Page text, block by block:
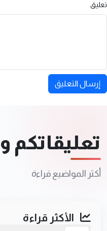
تعليق
إرسال التعليق
تعليقاتكم
أكثر المواضيع قراءة
الأكثر قراءة